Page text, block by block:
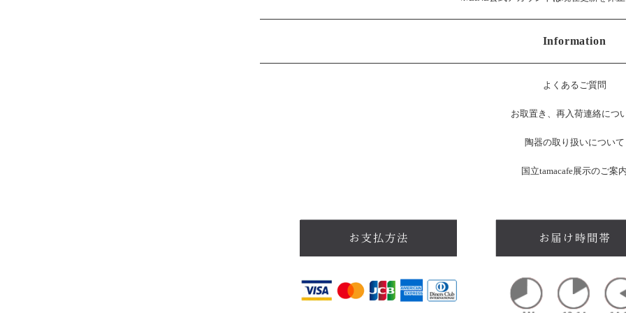
Information
よくあるご質問
お取置き、再入荷連絡につ
陶器の取り扱いについて
国立tamacafe展示のご案